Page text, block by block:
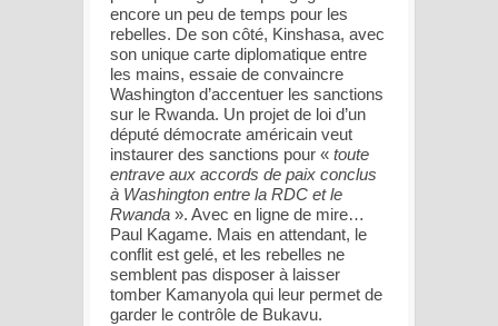
encore un peu de temps pour les
rebelles. De son côté, Kinshasa, avec
son unique carte diplomatique entre
les mains, essaie de convaincre
Washington d’accentuer les sanctions
sur le Rwanda. Un projet de loi d’un
député démocrate américain veut
instaurer des sanctions pour « toute
entrave aux accords de paix conclus
à Washington entre la RDC et le
Rwanda ». Avec en ligne de mire…
Paul Kagame. Mais en attendant, le
conflit est gelé, et les rebelles ne
semblent pas disposer à laisser
tomber Kamanyola qui leur permet de
garder le contrôle de Bukavu.